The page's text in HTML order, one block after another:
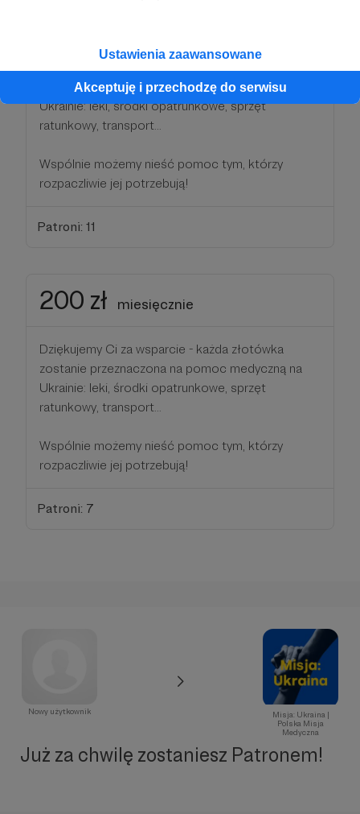
Ustawienia zaawansowane
Akceptuję i przechodzę do serwisu
Dziękujemy Ci za wsparcie - każda złotówka
zostanie przeznaczona na pomoc medyczną na
Ukrainie: leki, środki opatrunkowe, sprzęt
ratunkowy, transport...
Wspólnie możemy nieść pomoc tym, którzy
rozpaczliwie jej potrzebują!
Patroni: 11
200 zł miesięcznie
Dziękujemy Ci za wsparcie - każda złotówka
zostanie przeznaczona na pomoc medyczną na
Ukrainie: leki, środki opatrunkowe, sprzęt
ratunkowy, transport...
Wspólnie możemy nieść pomoc tym, którzy
rozpaczliwie jej potrzebują!
Patroni: 7
Nowy użytkownik
Misja: Ukraina |
Polska Misja
Medyczna
Już za chwilę zostaniesz Patronem!